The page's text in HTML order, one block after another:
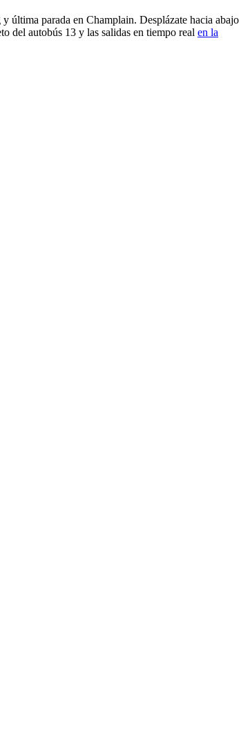
última parada en Champlain. Desplázate hacia abajo
del autobús 13 y las salidas en tiempo real en la